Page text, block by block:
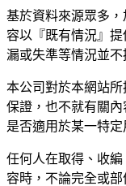
基於資料來源眾多
容以『既有情況』
漏或失準等情況並不
本公司對於本網站
保證，也不就有關
是否適用於某一特定
任何人在取得、收
容時，不論完全或